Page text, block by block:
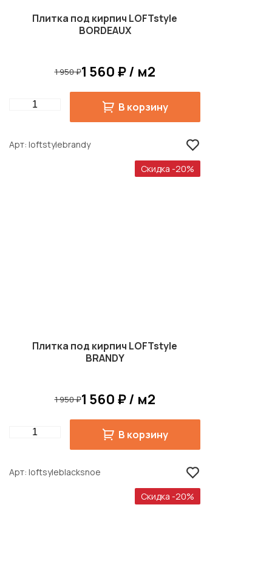
Плитка под кирпич LOFTstyle
BORDEAUX
1 950 ₽1 560 ₽ / м2
Quantity В корзину
Арт loftstylebrandy
Скидка -20%
Плитка под кирпич LOFTstyle
BRANDY
1 950 ₽1 560 ₽ / м2
Quantity В корзину
Арт loftsyleblacksnoe
Скидка -20%